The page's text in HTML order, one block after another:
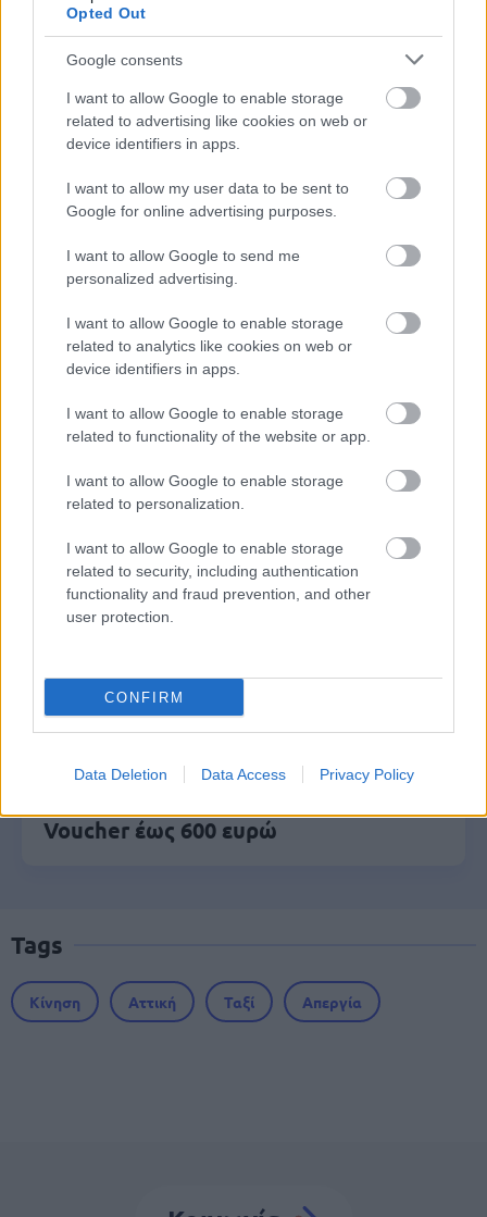
Opted Out
Google consents
I want to allow Google to enable storage
related to advertising like cookies on web or
device identifiers in apps.
I want to allow my user data to be sent to
Google for online advertising purposes.
I want to allow Google to send me
personalized advertising.
I want to allow Google to enable storage
related to analytics like cookies on web or
device identifiers in apps.
I want to allow Google to enable storage
related to functionality of the website or app.
I want to allow Google to enable storage
related to personalization.
I want to allow Google to enable storage
related to security, including authentication
functionality and fraud prevention, and other
user protection.
CONFIRM
Data Deletion Data Access Privacy Policy
Μάθε πρώτος όλες τις σημαντικές
ειδήσεις.
Βάλε το proson.gr στα αποτελέσματα
αναζήτησης της Google
Δημοφιλείς Ειδήσεις
ΕΟΠΥΥ: Επίδομα έως 150 ευρώ – Ποιοι
Τι σημαίνει η λέξη «ρίψασπις»
εργασίας με απολυτήριο γυμνασίου
Τουρισμός για Όλους 2026: Ποιοι
Voucher έως 600 ευρώ
Tags
Κίνηση Αττική Ταξί Απεργία